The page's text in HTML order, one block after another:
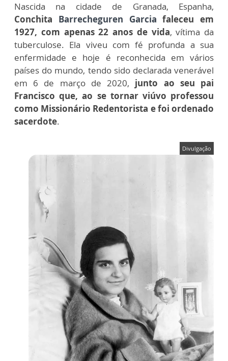
Nascida na cidade de Granada, Espanha,
Conchita Barrecheguren Garcia faleceu em
1927, com apenas 22 anos de vida, vítima da
tuberculose. Ela viveu com fé profunda a sua
enfermidade e hoje é reconhecida em vários
países do mundo, tendo sido declarada venerável
em 6 de março de 2020, junto ao seu pai
Francisco que, ao se tornar viúvo professou
como Missionário Redentorista e foi ordenado
sacerdote.
Divulgação